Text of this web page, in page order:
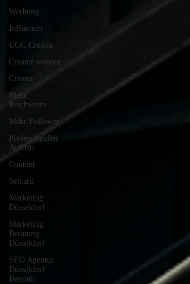
Werbung
Influencer
UGC Creator
Creator werden
Creator
Mehr
Reichweite
Mehr Follower
Professioneller
Auftritt
Content
Setcard
Marketing
Düsseldorf
Marketing
Beratung
Düsseldorf
SEO Agentur
Düsseldorf
Benrath